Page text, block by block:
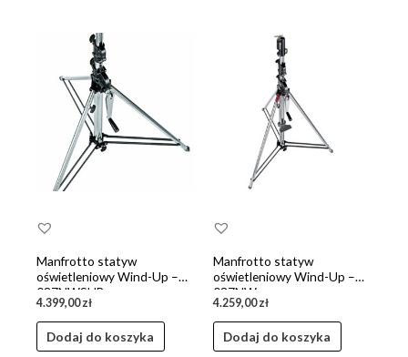
Manfrotto statyw
oświetleniowy Wind-Up –
087NWSHB
4.399,00zł
Dodaj do koszyka
Manfrotto statyw
oświetleniowy Wind-Up –
087NW
4.259,00zł
Dodaj do koszyka